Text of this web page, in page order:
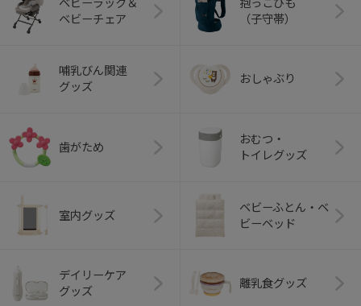
ベビーチェア
（子守帯）
哺乳びん関連
グッズ
おしゃぶり
歯がため
おむつ・
トイレグッズ
室内グッズ
ベビーふとん・ベ
ビーベッド
デイリーケア
グッズ
離乳食グッズ